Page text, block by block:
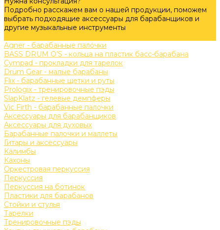
Подробно расскажем вам о нашей продукции, поможем
выбрать подходящие аксессуары для барабанщиков и
другие музыкальные инструменты
Agner - барабанные палочки
BASS DRUM O’S - кольца на пластик басс-барабана
Cympad - прокладки для тарелок
Drum Gear - малые барабаны
Flix - барабанные щетки и руты
Prologix - тренировочные пэды
SlapKlatz - гелевые демпферы
Vic Firth - барабанные палочки
Аксессуары для барабанщиков
Аксессуары для духовых
Барабанные палочки и маллеты
Гитары и аксессуары
Калимбы
Кахоны
Оркестровая перкуссия
Перкуссия
Перкуссия на ботинок
Пластики для барабанов
Стойки и стулья
Тарелки
Тренировочные пэды